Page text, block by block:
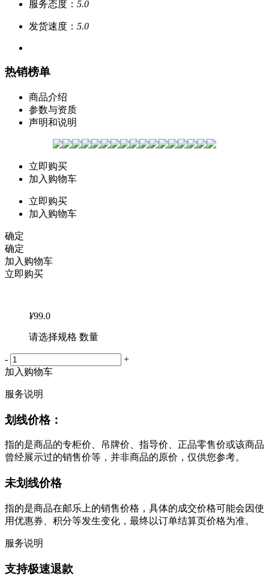
服务态度： 5.0
发货速度： 5.0
热销榜单
商品介绍
参数与资质
声明和说明
立即购买
加入购物车
立即购买
加入购物车
确定
确定
加入购物车
立即购买
¥99.0
请选择规格 数量
-
+
加入购物车
服务说明
划线价格：
指的是商品的专柜价、吊牌价、指导价、正品零售价或该商品
曾经展示过的销售价等，并非商品的原价，仅供您参考。
未划线价格
指的是商品在邮乐上的销售价格，具体的成交价格可能会因使
用优惠券、积分等发生变化，最终以订单结算页价格为准。
服务说明
支持极速退款